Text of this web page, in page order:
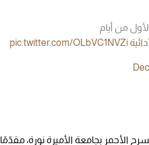
من أيام
pic.twitter.com/OLbVC1NVZi
فضل شاكر يوم 17 ديسمبر على المسرح الأحمر بجامعة الأميرة نورة، مقدّمًا